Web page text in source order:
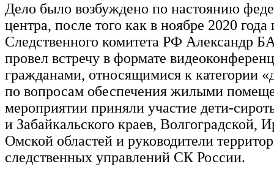
Дело было возбуждено по настоянию
центра, после того как в ноябре 2020 года
Следственного комитета РФ
провел встречу в формате
гражданами, относящимися к категории
по вопросам обеспечения жилыми
мероприятии приняли участие дети-
и Забайкальского краев, Волгоградской,
Омской областей и руководители
следственных управлений СК России.